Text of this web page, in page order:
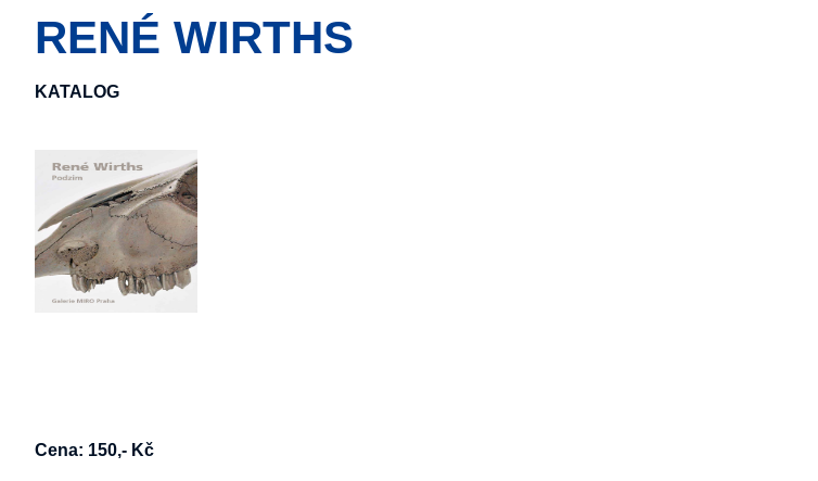
RENÉ WIRTHS
KATALOG
Cena: 150,- Kč